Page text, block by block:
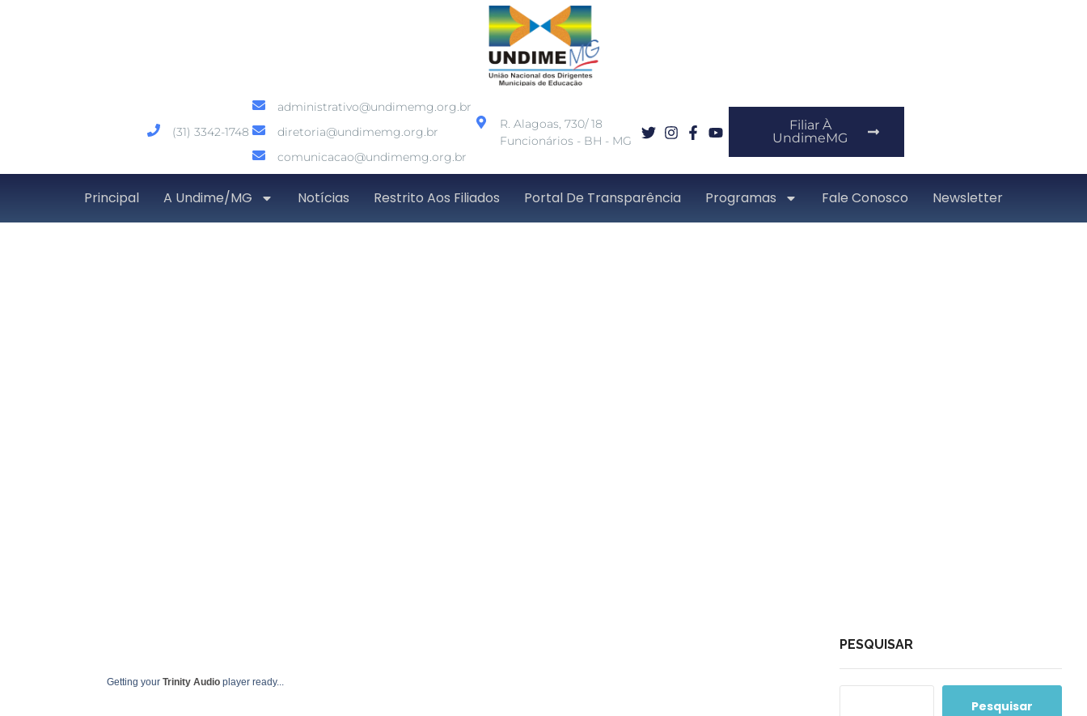
(31) 3342-1748
administrativo@undimemg.org.br
diretoria@undimemg.org.br
comunicacao@undimemg.org.br
R. Alagoas, 730/ 18
Funcionários - BH - MG
Filiar À
UndimeMG
Principal A Undime/MG Notícias Restrito Aos Filiados Portal De Transparência Programas Fale Conosco Newsletter
Getting your Trinity Audio player ready...
PESQUISAR
Pesquisar